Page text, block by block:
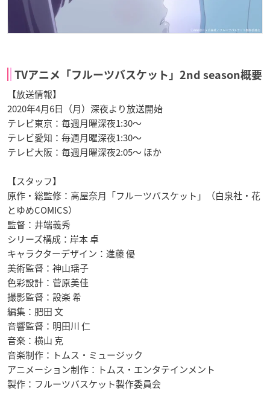
TVアニメ「フルーツバスケット」2nd season概要
【放送情報】
2020年4月6日（月）深夜より放送開始
テレビ東京：毎週月曜深夜1:30～
テレビ愛知：毎週月曜深夜1:30～
テレビ大阪：毎週月曜深夜2:05～ ほか
【スタッフ】
原作・総監修：高屋奈月「フルーツバスケット」（白泉社・花
とゆめCOMICS）
監督：井端義秀
シリーズ構成：岸本 卓
キャラクターデザイン：進藤 優
美術監督：神山瑶子
色彩設計：菅原美佳
撮影監督：設楽 希
編集：肥田 文
音響監督：明田川 仁
音楽：横山 克
音楽制作：トムス・ミュージック
アニメーション制作：トムス・エンタテインメント
製作：フルーツバスケット製作委員会